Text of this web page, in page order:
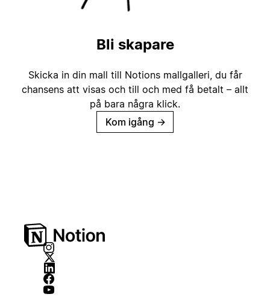
Bli skapare
Skicka in din mall till Notions mallgalleri, du får
chansens att visas och till och med få betalt – allt
på bara några klick.
Kom igång →